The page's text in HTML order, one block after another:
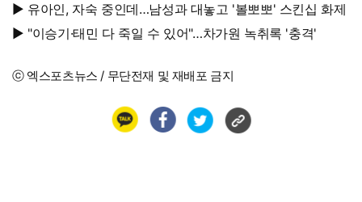
대박, 연예인 시켜도 되겠어
▶ 유아인, 자숙 중인데…남성과 대놓고 '볼뽀뽀' 스킨십 화제
▶ "이승기·태민 다 죽일 수 있어"…차가원 녹취록 '충격'
ⓒ 엑스포츠뉴스 / 무단전재 및 재배포 금지